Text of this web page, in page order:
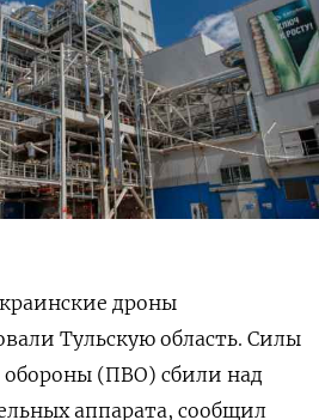
дроны
Тульскую область. Силы
(ПВО) сбили над
аппарата, сообщил